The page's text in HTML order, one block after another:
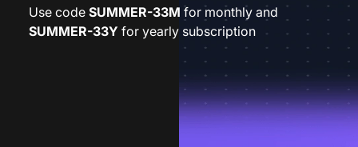
Use code SUMMER-33M for monthly and
SUMMER-33Y for yearly subscription